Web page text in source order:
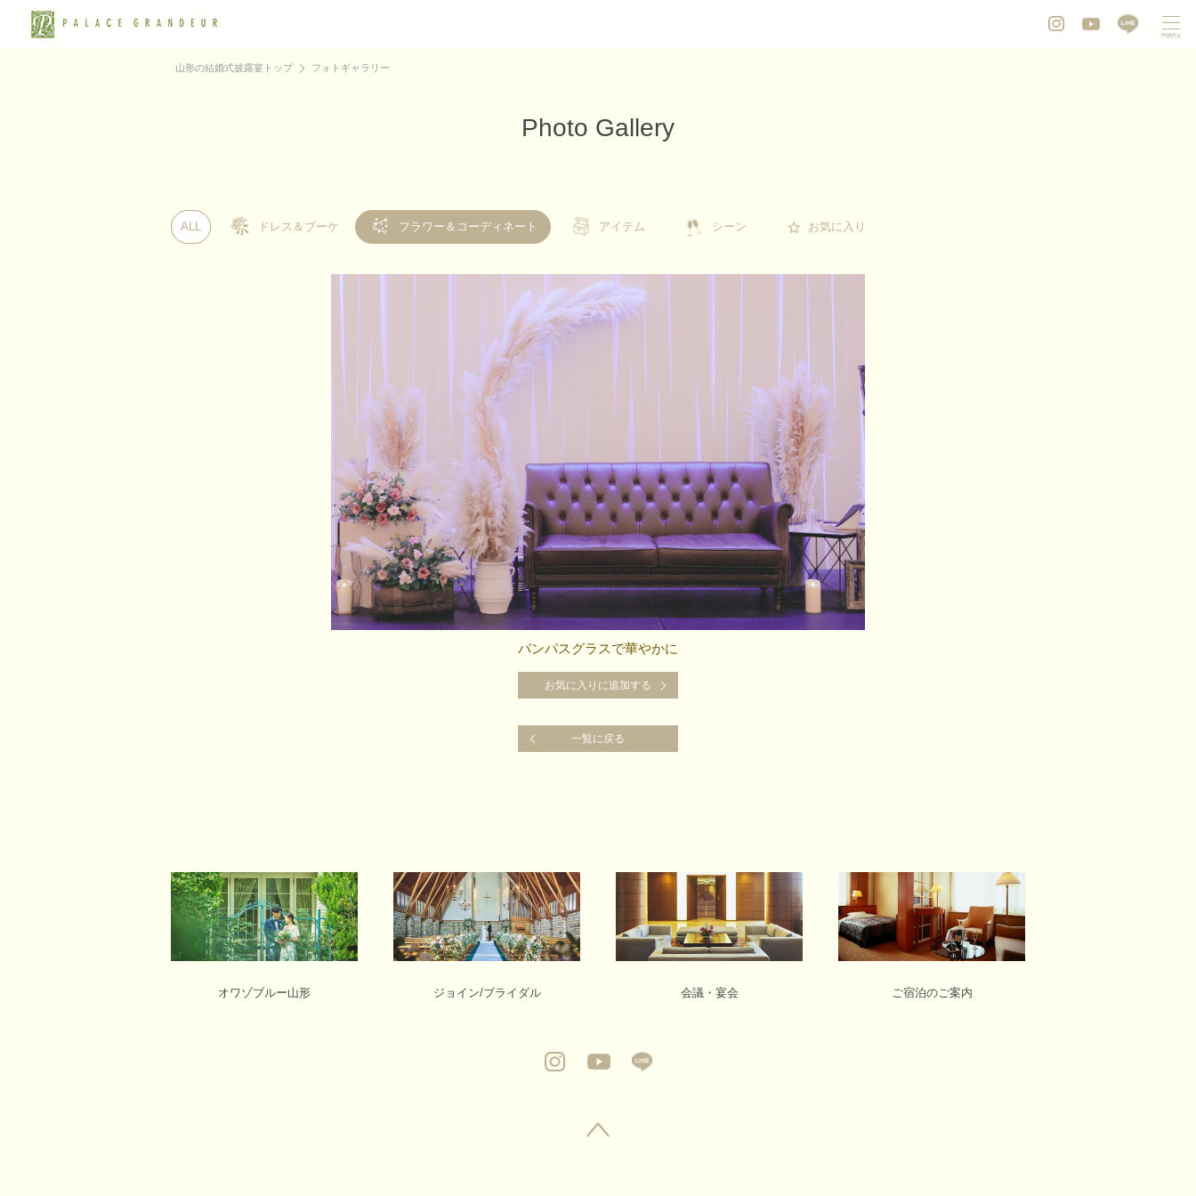
山形の結婚式披露宴トップ フォトギャラリー
Photo Gallery
ALL
ALL ドレス＆ブーケ
ドレス＆ブーケ フラワー＆コーディネート アイテム
アイテム シーン
シーン お気に入り
お気に入り
パンパスグラスで華やかに
お気に入りに追加する
お気に入りに追加する
一覧に戻る
一覧に戻る
オワゾブルー山形 ジョイン/ブライダル 会議・宴会 ご宿泊のご案内